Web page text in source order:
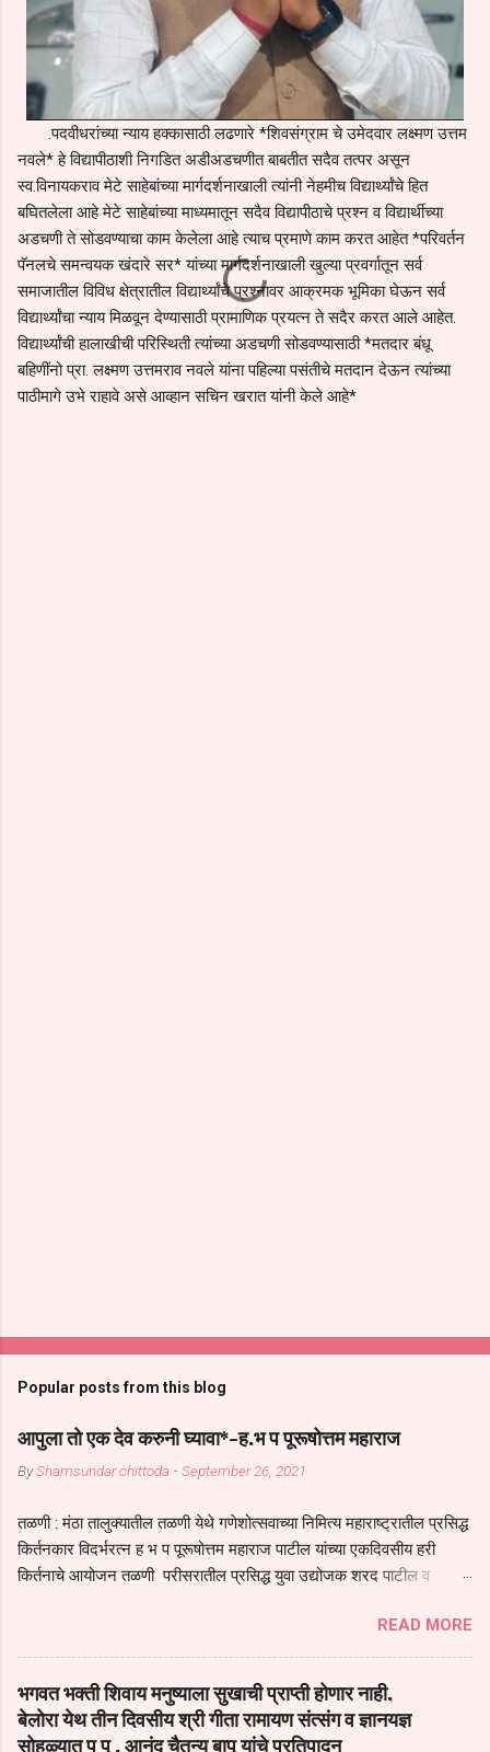
.पदवीधरांच्या न्याय हक्कासाठी लढणारे *शिवसंग्राम चे उमेदवार लक्ष्मण उत्तम
नवले* हे विद्यापीठाशी निगडित अडीअडचणीत बाबतीत सदैव तत्पर असून
स्व.विनायकराव मेटे साहेबांच्या मार्गदर्शनाखाली त्यांनी नेहमीच विद्यार्थ्यांचे हित
बघितलेला आहे मेटे साहेबांच्या माध्यमातून सदैव विद्यापीठाचे प्रश्न व विद्यार्थीच्या
अडचणी ते सोडवण्याचा काम केलेला आहे त्याच प्रमाणे काम करत आहेत *परिवर्तन
पॅनलचे समन्वयक खंदारे सर* यांच्या मार्गदर्शनाखाली खुल्या प्रवर्गातून सर्व
समाजातील विविध क्षेत्रातील विद्यार्थ्यांचे प्रश्नावर आक्रमक भूमिका घेऊन सर्व
विद्यार्थ्यांचा न्याय मिळवून देण्यासाठी प्रामाणिक प्रयत्न ते सदैर करत आले आहेत.
विद्यार्थ्यांची हालाखीची परिस्थिती त्यांच्या अडचणी सोडवण्यासाठी *मतदार बंधू
बहिणींनो प्रा. लक्ष्मण उत्तमराव नवले यांना पहिल्या पसंतीचे मतदान देऊन त्यांच्या
पाठीमागे उभे राहावे असे आव्हान सचिन खरात यांनी केले आहे*
Popular posts from this blog
आपुला तो एक देव करुनी घ्यावा*-ह.भ प पूरूषोत्तम महाराज
ByShamsundar chittoda -September 26, 2021
तळणी : मंठा तालुक्यातील तळणी येथे गणेशोत्सवाच्या निमित्य महाराष्ट्रातील प्रसिद्ध
किर्तनकार विदर्भरत्न ह भ प पूरूषोत्तम महाराज पाटील यांच्या एकदिवसीय हरी
किर्तनाचे आयोजन तळणी परीसरातील प्रसिद्ध युवा उद्योजक शरद पाटील व
तुकाराम महाराज यांच्या *आपुला तो एक देव करुनी घ्यावा* *तेणे विन जिवा सुख
नोहे* *येरती माईक दुःखाची जनीती* *नाही आदी अंती अवसान* या अभंगावर
सुंदर निरूपण केले सध्य स्थितीचा काळ हा मानव जातीच्या परीक्षेचा काळ आहे
धर्ममंडपात बसलेली लोक ही खरच भाग्यवान आहेत कोरोना सारख्या महामारीत आपंण
जिवंत आहोत या महामारीतून जर आपल्याला वाचायचे असेल तर धार्मीक विचाराचा
READ MORE
भगवत भक्ती शिवाय मनुष्याला सुखाची प्राप्ती होणार नाही,
बेलोरा येथ तीन दिवसीय श्री गीता रामायण संत्संग व ज्ञानयज्ञ
सोहळ्यात प पू . आनंद चैतन्य बापू यांचे प्रतिपादन